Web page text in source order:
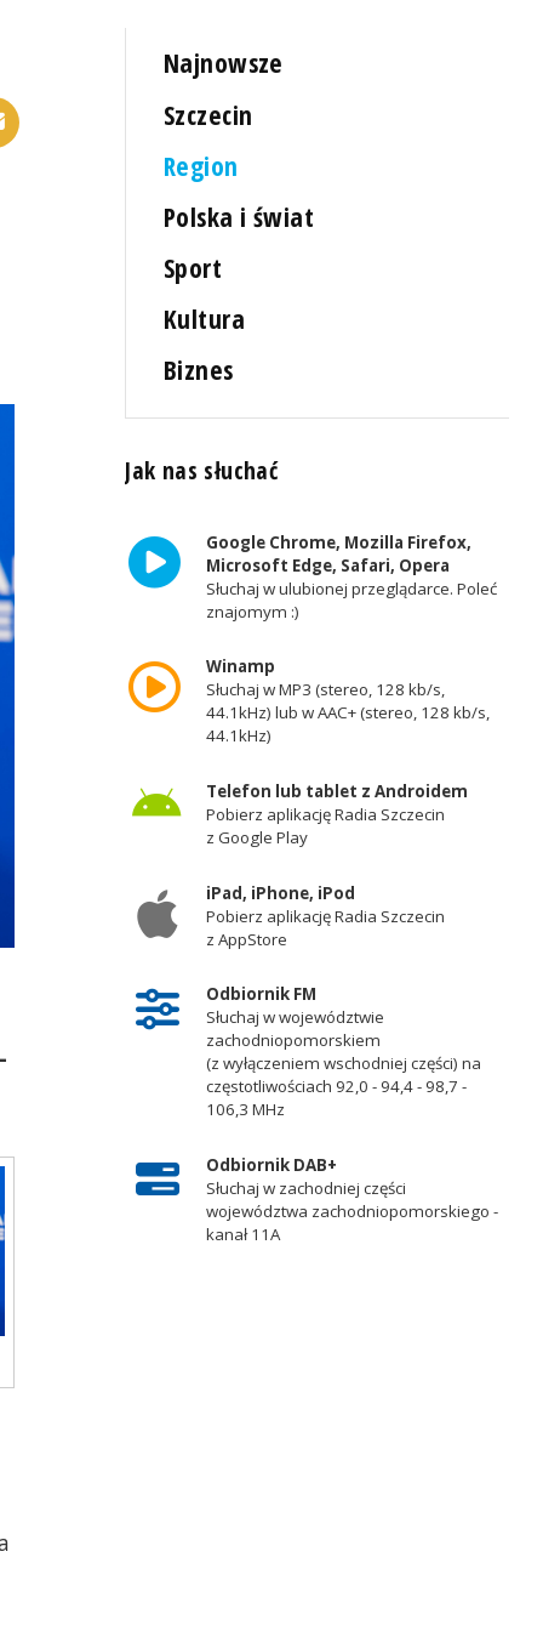
Najnowsze
Szczecin
Region
Polska i świat
Sport
Kultura
Biznes
Jak nas słuchać
Google Chrome, Mozilla Firefox,
Microsoft Edge, Safari, Opera
Słuchaj w ulubionej przeglądarce. Poleć
znajomym :)
Winamp
Słuchaj w MP3 (stereo, 128 kb/s,
44.1kHz) lub w AAC+ (stereo, 128 kb/s,
44.1kHz)
Telefon lub tablet z Androidem
Pobierz aplikację Radia Szczecin
z Google Play
iPad, iPhone, iPod
Pobierz aplikację Radia Szczecin
z AppStore
Odbiornik FM
Słuchaj w województwie
zachodniopomorskiem
(z wyłączeniem wschodniej części) na
częstotliwościach 92,0 - 94,4 - 98,7 -
106,3 MHz
Odbiornik DAB+
Słuchaj w zachodniej części
województwa zachodniopomorskiego -
kanał 11A